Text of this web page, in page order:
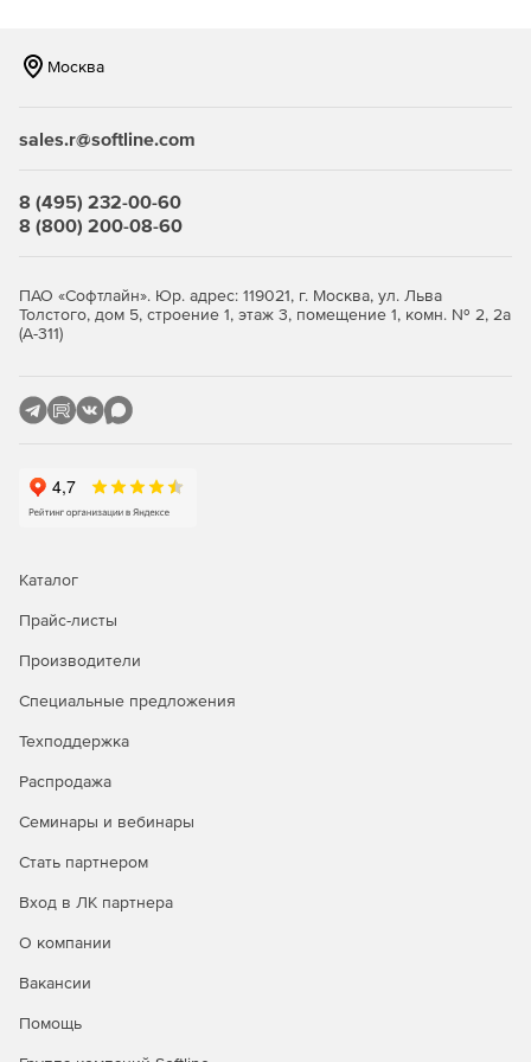
Защита от фишинга и вредоносных
предотвращает доступ к вредоносным URL, что
способствует обеспечению безопасности пользователей.
трафика
входящего, так и исходящего трафика электронной
почты.
Обновления баз данных
безопасности
управления безопасностью почтовых серверов, что
упрощает установку, настройку, мониторинг и
Состав продукта
Москва
sales.r@softline.com
8 (495) 232-00-60
8 (800) 200-08-60
ПАО «Софтлайн». Юр. адрес: 119021, г. Москва, ул. Льва
Толстого, дом 5, строение 1, этаж 3, помещение 1, комн. № 2, 2а
(А-311)
Каталог
Прайс-листы
Производители
Специальные предложения
Техподдержка
Распродажа
Семинары и вебинары
Стать партнером
Вход в ЛК партнера
О компании
Вакансии
Помощь